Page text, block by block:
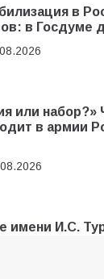
в
в Госдуме
или набор?»
в армии
имени И.С.